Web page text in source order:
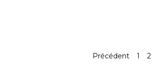
Précédent 1 2